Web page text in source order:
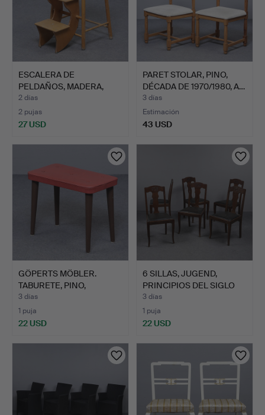
ESCALERA DE
PELDAÑOS, MADERA,
DÉCADA DE 19…
2 días
2 pujas
27 USD
PARET STOLAR, PINO,
DÉCADA DE 1970/1980, A…
3 días
Estimación
43 USD
GÖPERTS MÖBLER.
TABURETE, PINO,
ASIENTO RO…
3 días
1 puja
22 USD
6 SILLAS, JUGEND,
PRINCIPIOS DEL SIGLO
XX.
3 días
1 puja
22 USD